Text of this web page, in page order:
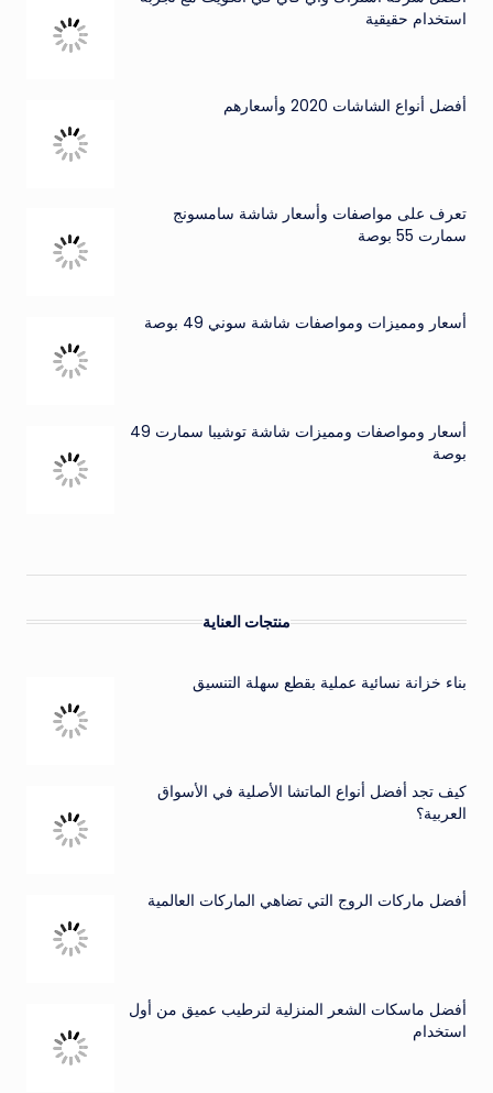
استخدام حقيقية
أفضل أنواع الشاشات 2020 وأسعارهم
تعرف على مواصفات وأسعار شاشة سامسونج
سمارت 55 بوصة
أسعار ومميزات ومواصفات شاشة سوني 49 بوصة
أسعار ومواصفات ومميزات شاشة توشيبا سمارت 49
بوصة
منتجات العناية
بناء خزانة نسائية عملية بقطع سهلة التنسيق
كيف تجد أفضل أنواع الماتشا الأصلية في الأسواق
العربية؟
أفضل ماركات الروج التي تضاهي الماركات العالمية
أفضل ماسكات الشعر المنزلية لترطيب عميق من أول
استخدام